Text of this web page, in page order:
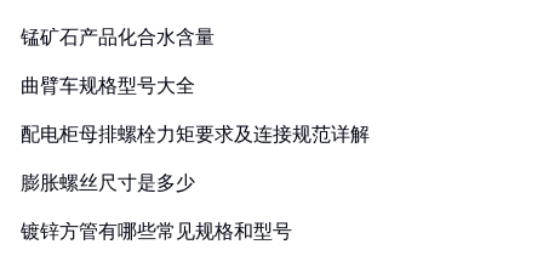
锰矿石产品化合水含量
曲臂车规格型号大全
配电柜母排螺栓力矩要求及连接规范详解
膨胀螺丝尺寸是多少
镀锌方管有哪些常见规格和型号